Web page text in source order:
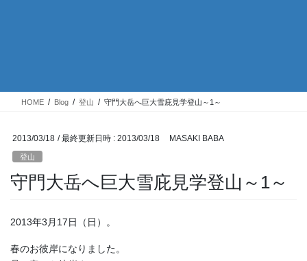
HOME Blog 登山 守門大岳へ巨大雪庇見学登山～1～
2013/03/18 / 最終更新日時 : 2013/03/18 MASAKI BABA
登山
守門大岳へ巨大雪庇見学登山～1～
2013年3月17日（日）。
春のお彼岸になりました。